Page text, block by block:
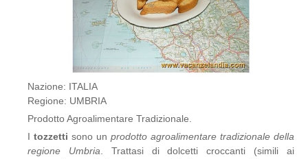
Nazione: ITALIA
Regione: UMBRIA
Prodotto Agroalimentare Tradizionale.
I tozzetti sono un prodotto agroalimentare tradizionale della
regione Umbria . Trattasi di dolcetti croccanti (simili ai